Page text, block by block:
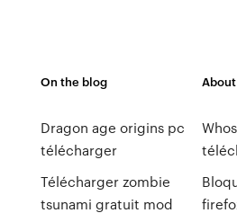
On the blog
Dragon age origins pc
télécharger
Télécharger zombie
tsunami gratuit mod
About